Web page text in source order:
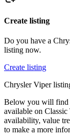
Create listing
Do you have a
listing now.
Create listing
Chrysler Viper
Below you will find
available on
availability, value
to make a more